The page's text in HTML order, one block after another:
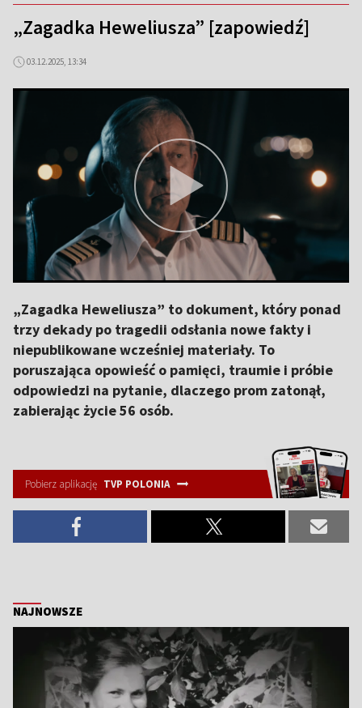
„Zagadka Heweliusza” [zapowiedź]
03.12.2025, 13:34
„Zagadka Heweliusza” to dokument, który ponad
trzy dekady po tragedii odsłania nowe fakty i
niepublikowane wcześniej materiały. To
poruszająca opowieść o pamięci, traumie i próbie
odpowiedzi na pytanie, dlaczego prom zatonął,
zabierając życie 56 osób.
Pobierz aplikację TVP POLONIA
NAJNOWSZE